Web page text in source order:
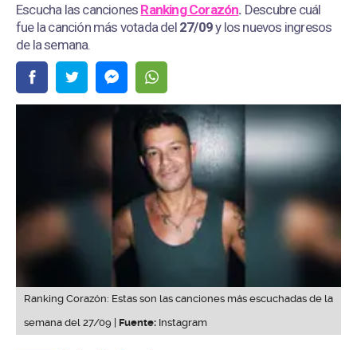
Escucha las canciones Ranking Corazón. Descubre cuál
fue la canción más votada del27/09y los nuevos ingresos
de la semana.
Ranking Corazón: Estas son las canciones más escuchadas de la
semana del 27/09 | Fuente: Instagram